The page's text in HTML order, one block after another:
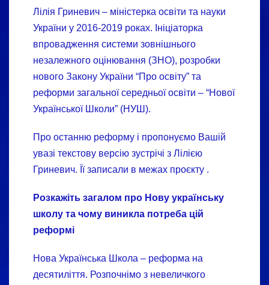
Лілія Гриневич – міністерка освіти та науки
України у 2016-2019 роках. Ініціаторка
впровадження системи зовнішнього
незалежного оцінювання (ЗНО), розробки
нового Закону України “Про освіту” та
реформи загальної середньої освіти – “Нової
Української Школи” (НУШ).
Про останню реформу і пропонуємо Вашій
увазі текстову версію зустрічі з Лілією
Гриневич. Її записали в межах проєкту .
Розкажіть загалом про Нову українську
школу та чому виникла потреба цій
реформі
Нова Українська Школа – реформа на
десятиліття. Розпочнімо з невеличкого